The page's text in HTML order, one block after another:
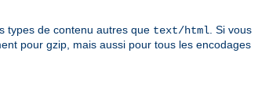
types de contenu autres que text/html . Si vous
pour gzip, mais aussi pour tous les encodages